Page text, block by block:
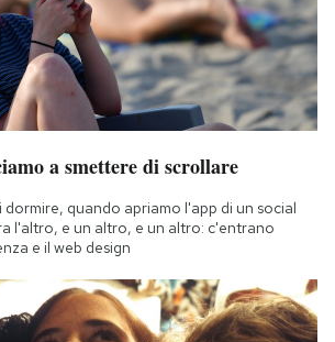
a smettere di scrollare
dormire, quando apriamo l'app di un social
l'altro, e un altro, e un altro: c'entrano
e il web design